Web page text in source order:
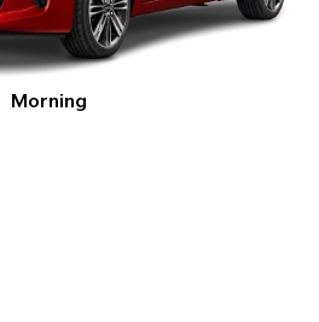
Morning